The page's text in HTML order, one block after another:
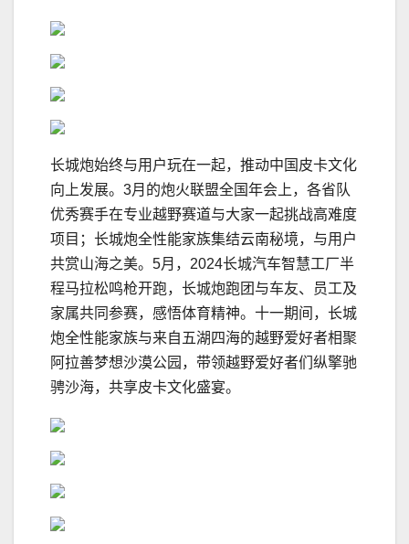
长城炮始终与用户玩在一起，推动中国皮卡文化
向上发展。3月的炮火联盟全国年会上，各省队
优秀赛手在专业越野赛道与大家一起挑战高难度
项目；长城炮全性能家族集结云南秘境，与用户
共赏山海之美。5月，2024长城汽车智慧工厂半
程马拉松鸣枪开跑，长城炮跑团与车友、员工及
家属共同参赛，感悟体育精神。十一期间，长城
炮全性能家族与来自五湖四海的越野爱好者相聚
阿拉善梦想沙漠公园，带领越野爱好者们纵擎驰
骋沙海，共享皮卡文化盛宴。